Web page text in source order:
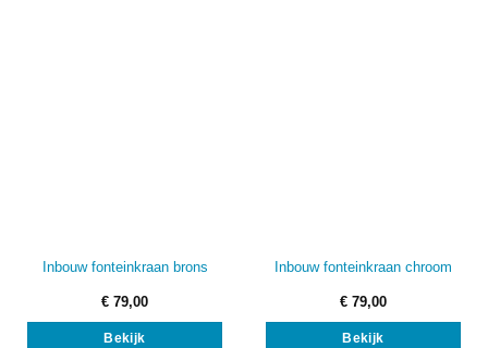
Inbouw fonteinkraan brons
€ 79,00
Bekijk
Inbouw fonteinkraan chroom
€ 79,00
Bekijk